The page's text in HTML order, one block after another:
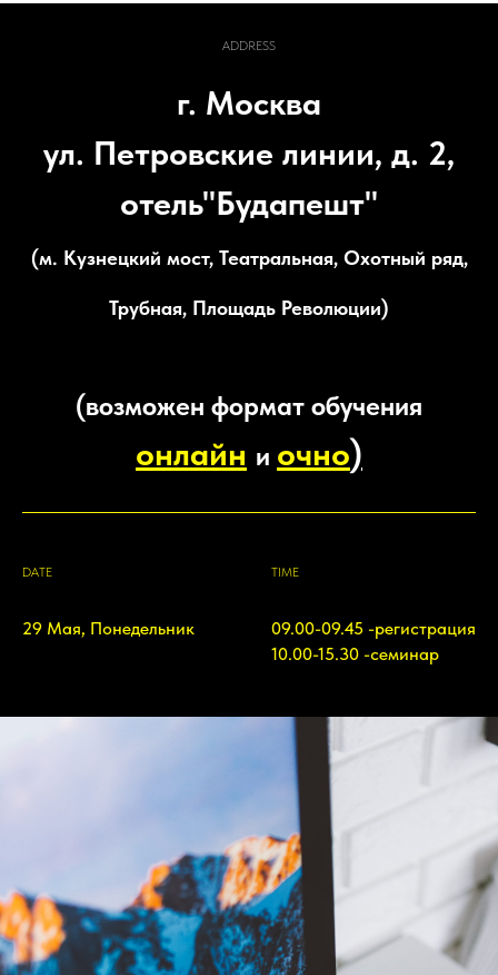
ADDRESS
г. Москва
ул. Петровские линии, д. 2,
отель"Будапешт"
(м. Кузнецкий мост, Театральная, Охотный ряд,
Трубная, Площадь Революции)
(возможен формат обучения
онлайн и очно)
DATE TIME
29 Мая, Понедельник
09.00-09.45 -регистрация
10.00-15.30 -семинар